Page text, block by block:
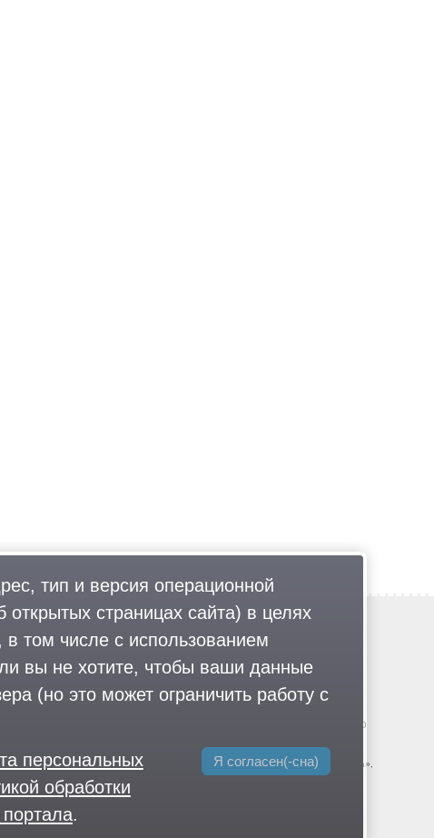
Обратная связь
Политика обработки персональных данных
Соглашение об использовании
сделано в Одинцово
большевистская партия», «Свидетели Иеговы», «Армия воли народа»,
дивижн», «Меджлис крымскотатарского народа», движение «Артподготовка»,
«Имарат Кавказ», «Исламское государство» (ИГ, ИГИЛ), Джебхад-ан-Нусра,
России», издания «Проект Медиа». СМИ-иноагентами признаны: телеканал
тип и версия операционной
страницах сайта) в целях
в том числе с использованием
вы не хотите, чтобы ваши данные
(но это может ограничить работу с
персональных
обработки
.
Я согласен(-сна)